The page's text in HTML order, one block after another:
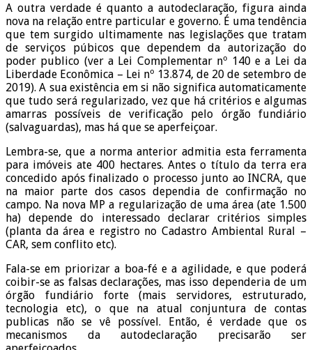
A outra verdade é quanto a autodeclaração, figura ainda
nova na relação entre particular e governo. É uma tendência
que tem surgido ultimamente nas legislações que tratam
de serviços púbicos que dependem da autorização do
poder publico (ver a Lei Complementar nº 140 e a Lei da
Liberdade Econômica – Lei nº 13.874, de 20 de setembro de
2019). A sua existência em si não significa automaticamente
que tudo será regularizado, vez que há critérios e algumas
amarras possíveis de verificação pelo órgão fundiário
(salvaguardas), mas há que se aperfeiçoar.
Lembra-se, que a norma anterior admitia esta ferramenta
para imóveis ate 400 hectares. Antes o título da terra era
concedido após finalizado o processo junto ao INCRA, que
na maior parte dos casos dependia de confirmação no
campo. Na nova MP a regularização de uma área (ate 1.500
ha) depende do interessado declarar critérios simples
(planta da área e registro no Cadastro Ambiental Rural –
CAR, sem conflito etc).
Fala-se em priorizar a boa-fé e a agilidade, e que poderá
coibir-se as falsas declarações, mas isso dependeria de um
órgão fundiário forte (mais servidores, estruturado,
tecnologia etc), o que na atual conjuntura de contas
publicas não se vê possível. Então, é verdade que os
mecanismos da autodeclaração precisarão ser